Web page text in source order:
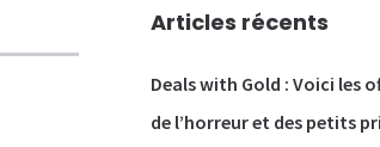
Articles récents
Deals with Gold : Voici les
de l’horreur et des petits